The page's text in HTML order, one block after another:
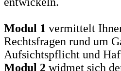
Modul 1 vermittelt
Rechtsfragen rund um
Aufsichtspflicht und
Modul 2 widmet sich